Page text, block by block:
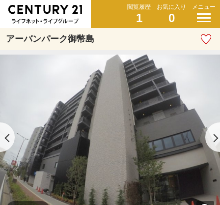
閲覧履歴
1
お気に入り
0
メニュー
アーバンパーク御幣島